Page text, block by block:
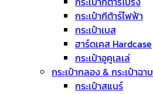
กระเป๋ากีต้าร์ไฟฟ้า
กระเป๋าเบส
ฮาร์ดเคส Hardcase
กระเป๋าอูคูเลเล่
กระเป๋ากลอง & กระเป๋าฉาบ
กระเป๋าสแนร์